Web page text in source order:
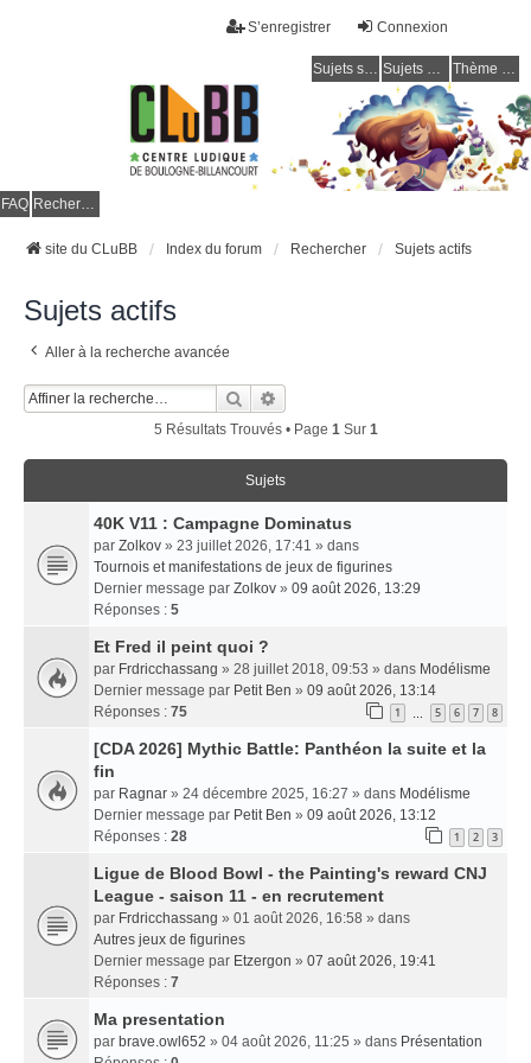
Connexion
S’enregistrer
Sujets sans réponse Sujets actifs Thème clair / foncé
FAQ Rechercher
site du CLuBB Index du forum Rechercher Sujets actifs
Sujets actifs
Aller à la recherche avancée
Rechercher
5 Résultats Trouvés • Page 1Sur 1
Sujets
40K V11 : Campagne Dominatus
par Zolkov » 23 juillet 2026, 17:41 » dans
Tournois et manifestations de jeux de figurines
Dernier message par Zolkov » 09 août 2026, 13:29
Réponses : 5
Et Fred il peint quoi ?
par Frdricchassang » 28 juillet 2018, 09:53 » dans Modélisme
Dernier message par Petit Ben » 09 août 2026, 13:14
Réponses : 75 1 5 6 7 8
[CDA 2026] Mythic Battle: Panthéon la suite et la
fin
par Ragnar » 24 décembre 2025, 16:27 » dans Modélisme
Dernier message par Petit Ben » 09 août 2026, 13:12
Réponses : 28 1 2 3
Ligue de Blood Bowl - the Painting's reward CNJ
League - saison 11 - en recrutement
par Frdricchassang » 01 août 2026, 16:58 » dans
Autres jeux de figurines
Dernier message par Etzergon » 07 août 2026, 19:41
Réponses : 7
Ma presentation
par brave.owl652 » 04 août 2026, 11:25 » dans Présentation